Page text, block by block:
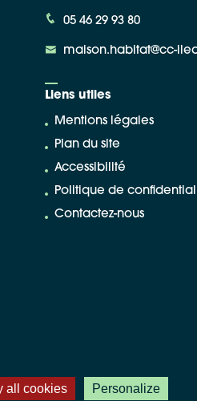
05 46 29 93 80
maison.habitat@cc-
Liens utiles
Mentions légales
Plan du site
Accessibilité
Politique de
Contactez-nous
all cookies Personalize